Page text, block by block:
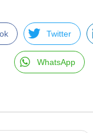
Twitter
WhatsApp